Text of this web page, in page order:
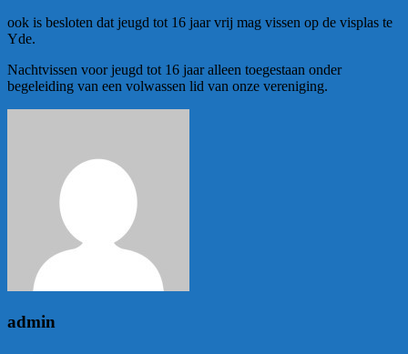
ook is besloten dat jeugd tot 16 jaar vrij mag vissen op de visplas te
Yde.
Nachtvissen voor jeugd tot 16 jaar alleen toegestaan onder
begeleiding van een volwassen lid van onze vereniging.
admin